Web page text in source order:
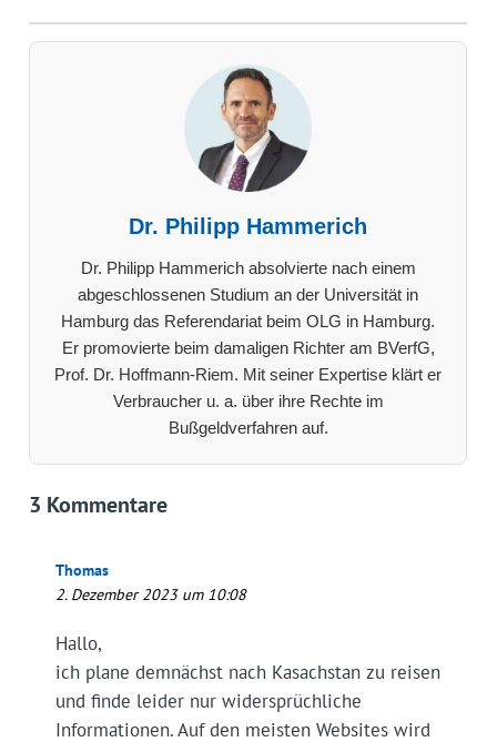
Dr. Philipp Hammerich
Dr. Philipp Hammerich absolvierte nach einem
abgeschlossenen Studium an der Universität in
Hamburg das Referendariat beim OLG in Hamburg.
Er promovierte beim damaligen Richter am BVerfG,
Prof. Dr. Hoffmann-Riem. Mit seiner Expertise klärt er
Verbraucher u. a. über ihre Rechte im
Bußgeldverfahren auf.
3 Kommentare
Thomas
2. Dezember 2023 um 10:08
Hallo,
ich plane demnächst nach Kasachstan zu reisen
und finde leider nur widersprüchliche
Informationen. Auf den meisten Websites wird